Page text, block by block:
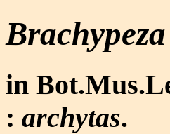
Brachypeza
in
: archytas.